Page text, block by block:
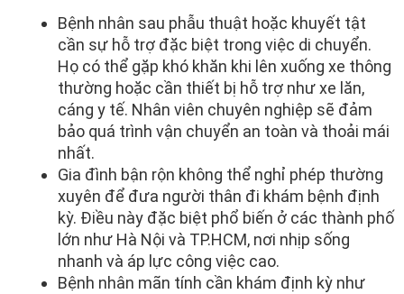
Bệnh nhân sau phẫu thuật hoặc khuyết tật
cần sự hỗ trợ đặc biệt trong việc di chuyển.
Họ có thể gặp khó khăn khi lên xuống xe thông
thường hoặc cần thiết bị hỗ trợ như xe lăn,
cáng y tế. Nhân viên chuyên nghiệp sẽ đảm
bảo quá trình vận chuyển an toàn và thoải mái
nhất.
Gia đình bận rộn không thể nghỉ phép thường
xuyên để đưa người thân đi khám bệnh định
kỳ. Điều này đặc biệt phổ biến ở các thành phố
lớn như Hà Nội và TP.HCM, nơi nhịp sống
nhanh và áp lực công việc cao.
Bệnh nhân mãn tính cần khám định kỳ như